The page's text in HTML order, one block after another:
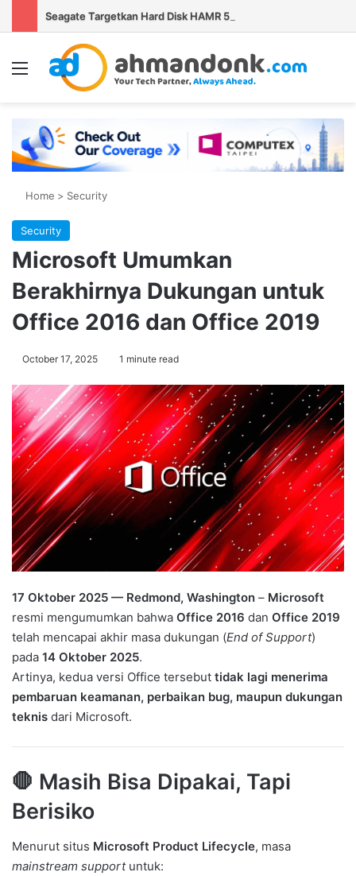
Menu
Home > Security
Security
Microsoft Umumkan
Berakhirnya Dukungan untuk
Office 2016 dan Office 2019
October 17, 2025 1 minute read
17 Oktober 2025 — Redmond, Washington – Microsoft
resmi mengumumkan bahwa Office 2016 dan Office 2019
telah mencapai akhir masa dukungan (End of Support)
pada 14 Oktober 2025.
Artinya, kedua versi Office tersebut tidak lagi menerima
pembaruan keamanan, perbaikan bug, maupun dukungan
teknis dari Microsoft.
🛑 Masih Bisa Dipakai, Tapi
Berisiko
Menurut situs Microsoft Product Lifecycle, masa
mainstream supportuntuk: